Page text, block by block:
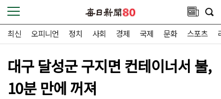
최신 오피니언 정치 사회 경제 국제 문화 스포츠
대구 달성군 구지면 컨테이너서 불,
10분 만에 꺼져